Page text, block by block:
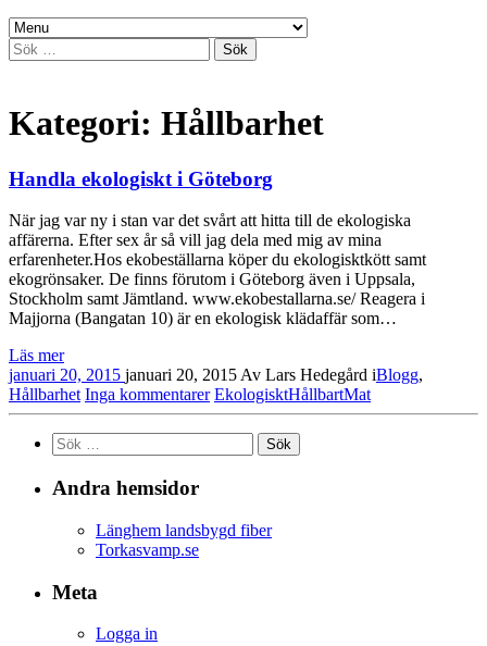
Sök
efter:
Kategori: Hållbarhet
Handla ekologiskt i Göteborg
När jag var ny i stan var det svårt att hitta till de ekologiska
affärerna. Efter sex år så vill jag dela med mig av mina
erfarenheter.Hos ekobeställarna köper du ekologisktkött samt
ekogrönsaker. De finns förutom i Göteborg även i Uppsala,
Stockholm samt Jämtland. www.ekobestallarna.se/ Reagera i
Majjorna (Bangatan 10) är en ekologisk klädaffär som…
Läs mer
januari 20, 2015 januari 20, 2015Av Lars Hedegård iBlogg,
Hållbarhet Inga kommentarer EkologisktHållbartMat
Sök
efter:
Andra hemsidor
Länghem landsbygd fiber
Torkasvamp.se
Meta
Logga in